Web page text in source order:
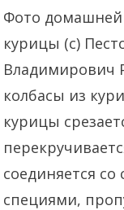
Фото домашней
курицы (с)
Владимирович
колбасы из
курицы
соединяется
специями,